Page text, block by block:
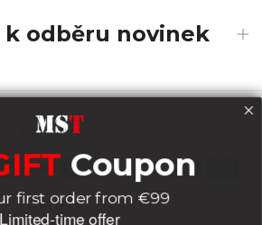
k odběru novinek
Payments
Delivery
Coupon
first order from €99
Limited-time offer